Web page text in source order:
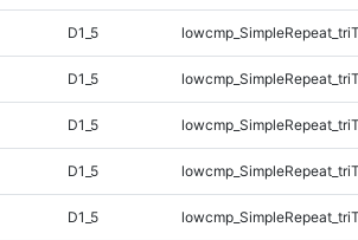
D1_5
D1_5
D1_5
D1_5
D1_5